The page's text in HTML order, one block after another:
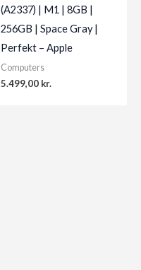
(A2337) | M1 | 8GB |
256GB | Space Gray |
Perfekt – Apple
Computers
5.499,00 kr.